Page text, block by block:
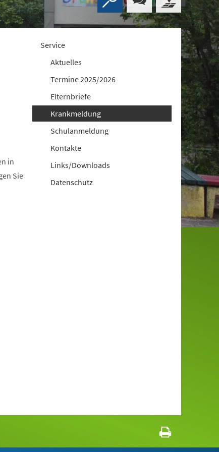
in
Sie
Service
Aktuelles
Termine 2025/2026
Elternbriefe
Krankmeldung
Schulanmeldung
Kontakte
Links/Downloads
Datenschutz